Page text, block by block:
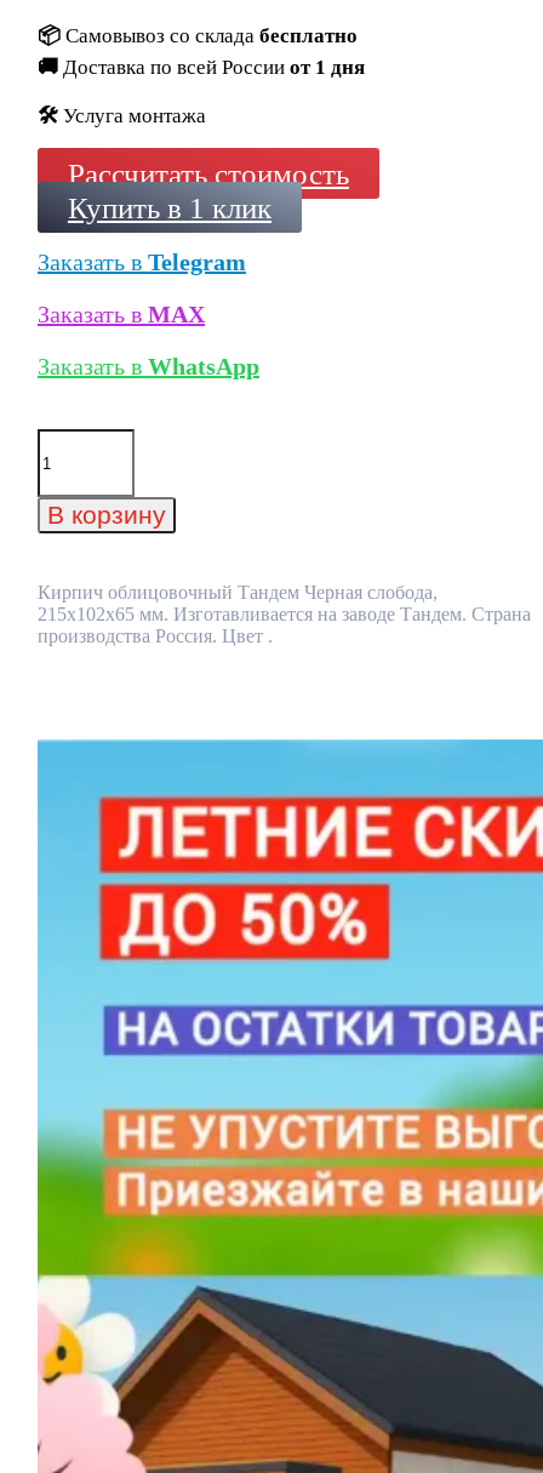
📦 Самовывоз со склада бесплатно
🚚 Доставка по всей России от 1 дня
🛠️ Услуга монтажа
Рассчитать стоимость
Купить в 1 клик
Заказать в Telegram
Заказать в MAX
Заказать в WhatsApp
Количество
товара
облицовочный
Тандем
215x102x65
мм
В корзину
Кирпич облицовочный Тандем Черная слобода,
215x102x65 мм. Изготавливается на заводе Тандем. Страна
производства Россия. Цвет .